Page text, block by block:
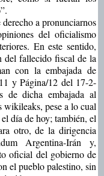
a pronunciarnos
del oficialismo
En este sentido,
del fallecido fiscal de la
con la embajada de
y Página/12 del 17-2-
de dicha embajada al
wikileaks, pese a lo cual
día de hoy; también, el
otro, de la dirigencia
Argentina-Irán y,
oficial del gobierno de
el pueblo palestino, sin